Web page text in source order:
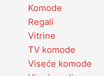
Komode
Regali
Vitrine
TV komode
Viseće komode